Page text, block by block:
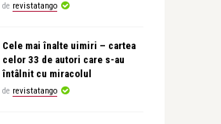
de revistatango
Cele mai înalte uimiri – cartea
celor 33 de autori care s-au
întâlnit cu miracolul
de revistatango